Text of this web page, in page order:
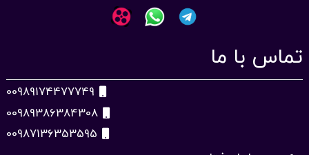
تماس با ما
00989174477749
00989386384308
00987136353595